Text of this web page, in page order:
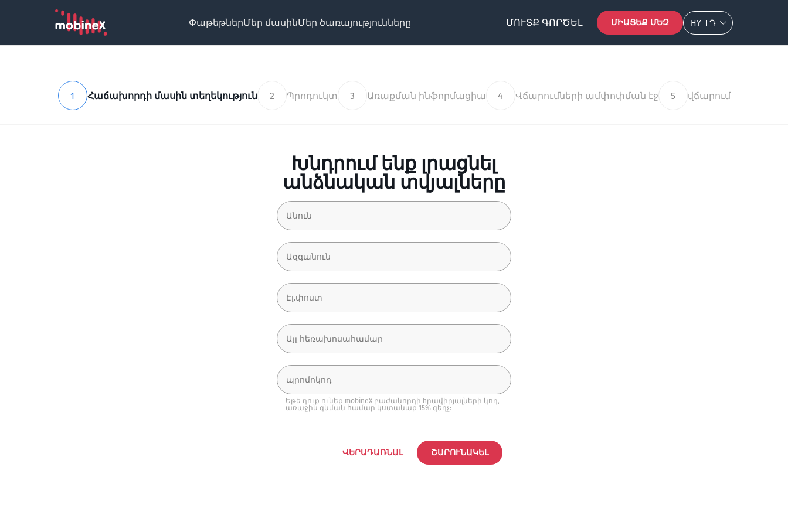
ՓաթեթներՄեր մասինՄեր ծառայությունները ՄՈՒՏՔ ԳՈՐԾԵԼ ՄԻԱՑԵՔ ՄԵԶ HY Դ
1 Հաճախորդի մասին տեղեկություն 2 Պրոդուկտ 3 Առաքման ինֆորմացիա 4 Վճարումների ամփոփման էջ 5 վճարում
Խնդրում ենք լրացնել
անձնական տվյալները
Եթե դուք ունեք mobineX բաժանորդի hրավիրյալների կոդ,
առաջին գնման համար կստանաք 15% զեղչ:
ՎԵՐԱԴԱՌՆԱԼ ՇԱՐՈՒՆԱԿԵԼ